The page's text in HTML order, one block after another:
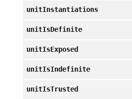
unitInstantiations
unitIsDefinite
unitIsExposed
unitIsIndefinite
unitIsTrusted